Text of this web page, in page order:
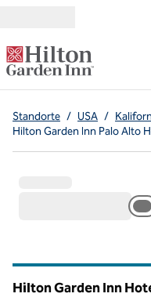
Standorte / USA /
Hilton Garden Inn Palo Alto
Hilton Garden Inn